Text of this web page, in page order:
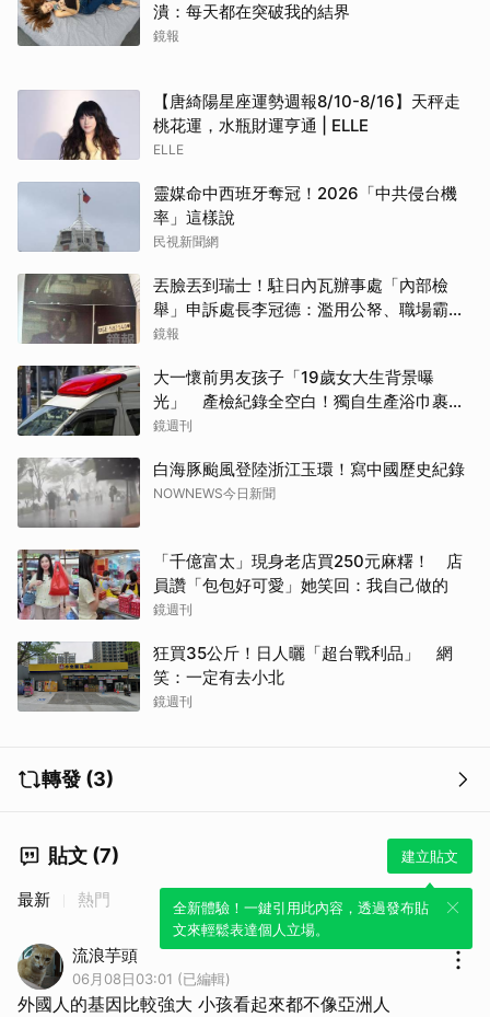
潰：每天都在突破我的結界
鏡報
【唐綺陽星座運勢週報8/10-8/16】天秤走
桃花運，水瓶財運亨通 | ELLE
ELLE
靈媒命中西班牙奪冠！2026「中共侵台機
率」這樣說
民視新聞網
丟臉丟到瑞士！駐日內瓦辦事處「內部檢
舉」申訴處長李冠德：濫用公帑、職場霸
凌、超速仔拒繳罰單 外交部要查了
鏡報
大一懷前男友孩子「19歲女大生背景曝
光」 產檢紀錄全空白！獨自生產浴巾裹嬰
屍藏家5天
鏡週刊
白海豚颱風登陸浙江玉環！寫中國歷史紀錄
NOWNEWS今日新聞
「千億富太」現身老店買250元麻糬！ 店
員讚「包包好可愛」她笑回：我自己做的
鏡週刊
狂買35公斤！日人曬「超台戰利品」 網
笑：一定有去小北
鏡週刊
轉發 (3)
貼文 (7) 建立貼文
全新體驗！一鍵引用此內容，透過發布貼
文來輕鬆表達個人立場。
最新 熱門
流浪芋頭
06月08日03:01 (已編輯)
外國人的基因比較強大 小孩看起來都不像亞洲人
取消